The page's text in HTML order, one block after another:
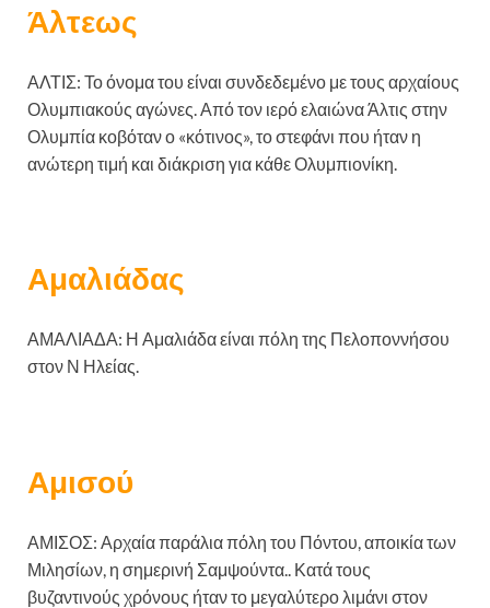
Άλτεως
ΑΛΤΙΣ: Το όνομα του είναι συνδεδεμένο με τους αρχαίους
Ολυμπιακούς αγώνες. Από τον ιερό ελαιώνα Άλτις στην
Ολυμπία κοβόταν ο «κότινος», το στεφάνι που ήταν η
ανώτερη τιμή και διάκριση για κάθε Ολυμπιονίκη.
Αμαλιάδας
ΑΜΑΛΙΑΔΑ: Η Αμαλιάδα είναι πόλη της Πελοποννήσου
στον Ν Ηλείας.
Αμισού
ΑΜΙΣΟΣ: Αρχαία παράλια πόλη του Πόντου, αποικία των
Μιλησίων, η σημερινή Σαμψούντα.. Κατά τους
βυζαντινούς χρόνους ήταν το μεγαλύτερο λιμάνι στον